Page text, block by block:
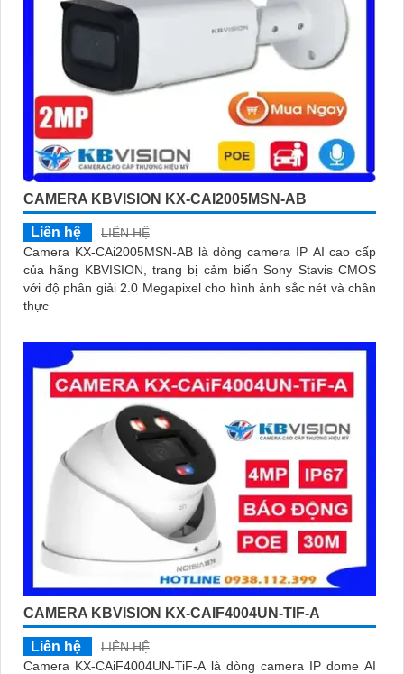
CAMERA KBVISION KX-CAI2005MSN-AB
Liên hệ
LIÊN HỆ
Camera KX-CAi2005MSN-AB là dòng camera IP AI cao cấp
của hãng KBVISION, trang bị cảm biến Sony Stavis CMOS
với độ phân giải 2.0 Megapixel cho hình ảnh sắc nét và chân
thực
CAMERA KBVISION KX-CAIF4004UN-TIF-A
Liên hệ
LIÊN HỆ
Camera KX-CAiF4004UN-TiF-A là dòng camera IP dome AI